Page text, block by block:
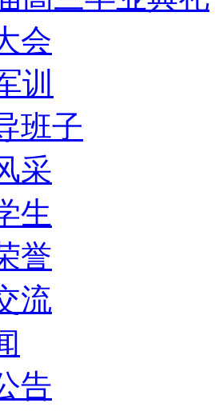
会
训
班子
采
生
誉
流
告